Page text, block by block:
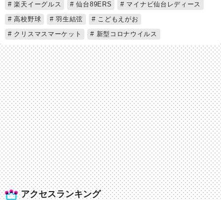
アクセスランキング
楽天イーグルス
仙台89ERS
マイナビ仙台レディース
高校野球
羽生結弦
こどもえがお
クリスマスマーケット
新型コロナウイルス